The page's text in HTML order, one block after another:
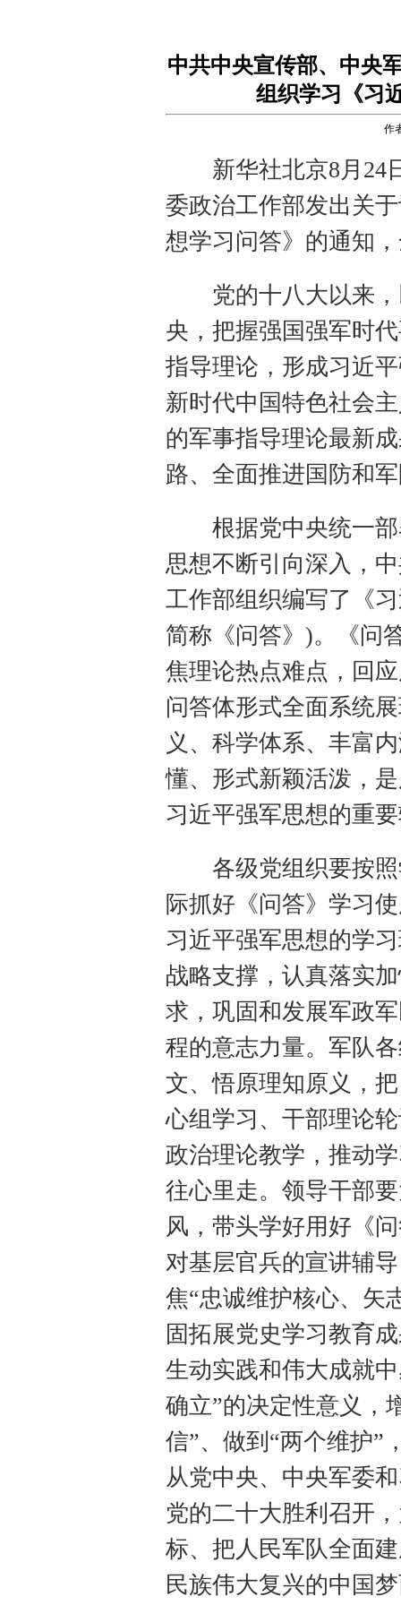
中共中央宣传部、中央
组织学习《习
作
新华社北京8月24
委政治工作部发出关
想学习问答》的通知
党的十八大以来，
央，把握强国强军时
指导理论，形成习近
新时代中国特色社会
的军事指导理论最新
路、全面推进国防和
根据党中央统一部
思想不断引向深入，
工作部组织编写了《
简称《问答》)。《问
焦理论热点难点，回
问答体形式全面系统
义、科学体系、丰富
懂、形式新颖活泼，
习近平强军思想的重
各级党组织要按照
际抓好《问答》学习
习近平强军思想的学
战略支撑，认真落实
求，巩固和发展军政
程的意志力量。军队
文、悟原理知原义，
心组学习、干部理论
政治理论教学，推动
往心里走。领导干部
风，带头学好用好《
对基层官兵的宣讲辅
焦“忠诚维护核心、矢
固拓展党史学习教育
生动实践和伟大成就
确立”的决定性意义，
信”、做到“两个维护”
从党中央、中央军委
党的二十大胜利召开
标、把人民军队全面
民族伟大复兴的中国